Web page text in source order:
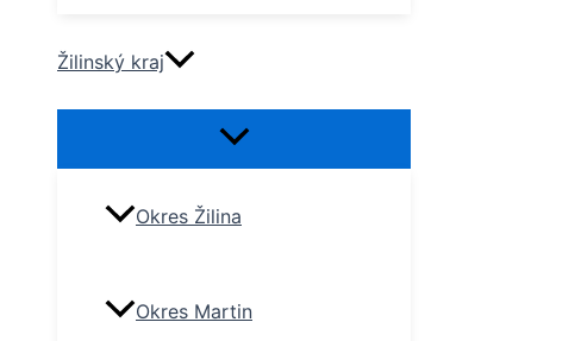
Žilinský kraj
Okres Žilina
Okres Martin